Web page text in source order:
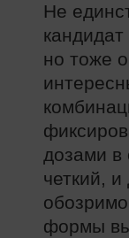
Не
но тоже
дозами в
четкий,
формы